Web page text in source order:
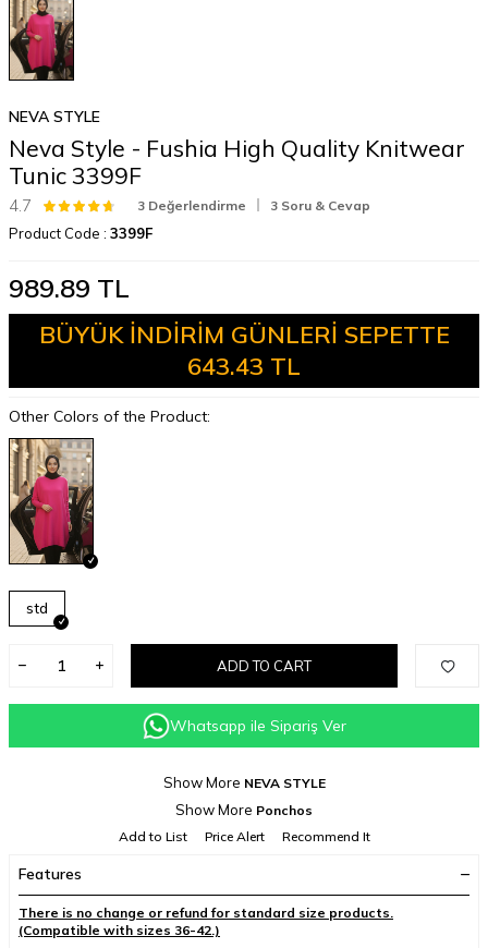
NEVA STYLE
Neva Style - Fushia High Quality Knitwear
Tunic 3399F
4.7 3 Değerlendirme 3 Soru & Cevap
Product Code : 3399F
989.89 TL
BÜYÜK İNDİRİM GÜNLERİ SEPETTE
643.43 TL
Other Colors of the Product:
std
ADD TO CART
Whatsapp ile Sipariş Ver
Show More NEVA STYLE
Show More Ponchos
Add to List
Price Alert Recommend It
Features
​​There is no change or refund for standard size products.
(Compatible with sizes 36-42.)